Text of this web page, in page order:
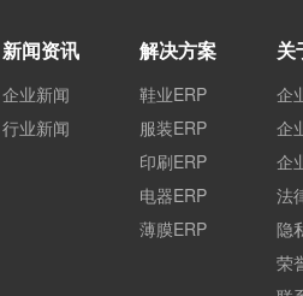
新闻资讯
企业新闻
行业新闻
解决方案
鞋业ERP
服装ERP
印刷ERP
电器ERP
薄膜ERP
关
企
企
企
法
隐
荣